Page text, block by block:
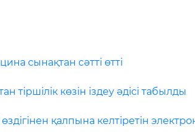
сынақтан сәтті өтті
тіршілік көзін іздеу әдісі табылды
қалпына келтіретін